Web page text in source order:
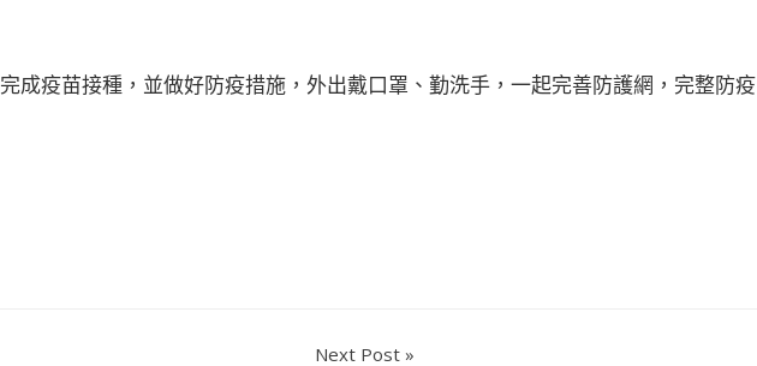
成疫苗接種，並做好防疫措施，外出戴口罩、勤洗手，一起完善防護網，完整防
Next Post